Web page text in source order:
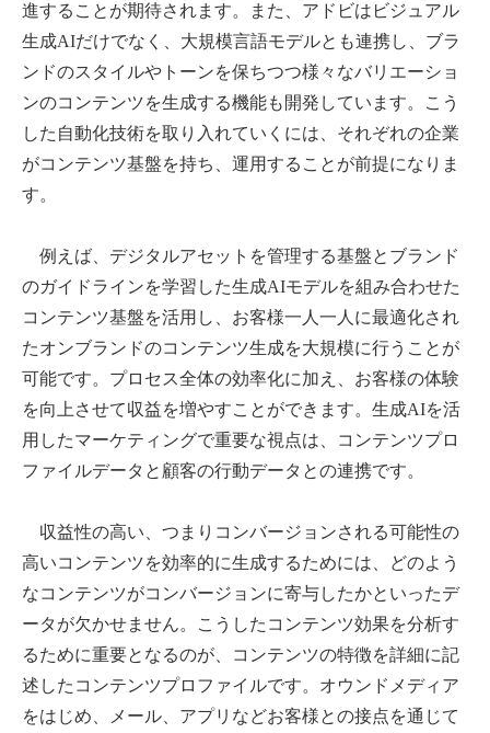
進することが期待されます。また、アドビはビジュアル
生成AIだけでなく、大規模言語モデルとも連携し、ブラ
ンドのスタイルやトーンを保ちつつ様々なバリエーショ
ンのコンテンツを生成する機能も開発しています。こう
した自動化技術を取り入れていくには、それぞれの企業
がコンテンツ基盤を持ち、運用することが前提になりま
す。
例えば、デジタルアセットを管理する基盤とブランド
のガイドラインを学習した生成AIモデルを組み合わせた
コンテンツ基盤を活用し、お客様一人一人に最適化され
たオンブランドのコンテンツ生成を大規模に行うことが
可能です。プロセス全体の効率化に加え、お客様の体験
を向上させて収益を増やすことができます。生成AIを活
用したマーケティングで重要な視点は、コンテンツプロ
ファイルデータと顧客の行動データとの連携です。
収益性の高い、つまりコンバージョンされる可能性の
高いコンテンツを効率的に生成するためには、どのよう
なコンテンツがコンバージョンに寄与したかといったデ
ータが欠かせません。こうしたコンテンツ効果を分析す
るために重要となるのが、コンテンツの特徴を詳細に記
述したコンテンツプロファイルです。オウンドメディア
をはじめ、メール、アプリなどお客様との接点を通じて